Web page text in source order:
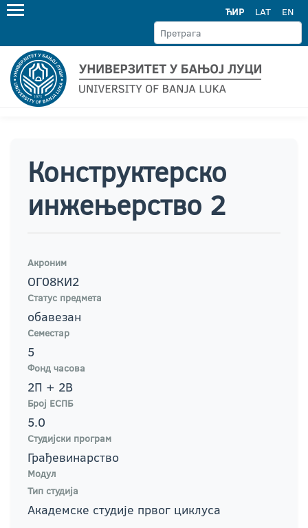
ЋИР LAT EN
Конструктерско
инжењерство 2
Акроним
ОГ08КИ2
Статус предмета
обавезан
Семестар
5
Фонд часова
2П + 2В
Број ЕСПБ
5.0
Студијски програм
Грађевинарство
Модул
Тип студија
Академске студије првог циклуса